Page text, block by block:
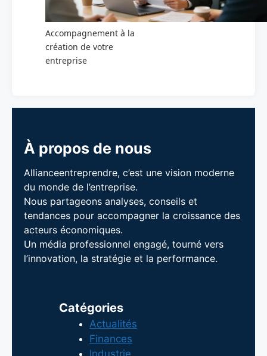
Accompagnement à la
création de votre
entreprise
À propos de nous
Allianceentreprendre, c’est une vision moderne
du monde de l’entreprise.
Nous partageons analyses, conseils et
tendances pour accompagner la croissance des
acteurs économiques.
Un média professionnel engagé, tourné vers
l’innovation, la stratégie et la performance.
Catégories
Actualités
Finances
Industrie